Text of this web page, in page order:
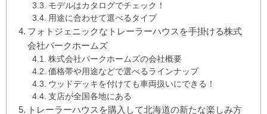
モデルはカタログでチェック！
用途に合わせて選べるタイプ
フォトジェニックなトレーラーハウスを手掛ける株式
会社パークホームズ
株式会社パークホームズの会社概要
価格帯や用途などで選べるラインナップ
ウッドデッキを付けても車両扱いにできる！
支店が全国各地にある
トレーラーハウスを購入して北海道の新たな楽しみ方